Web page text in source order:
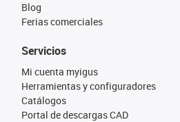
Blog
Ferias comerciales
Servicios
Mi cuenta myigus
Herramientas y configuradores
Catálogos
Portal de descargas CAD